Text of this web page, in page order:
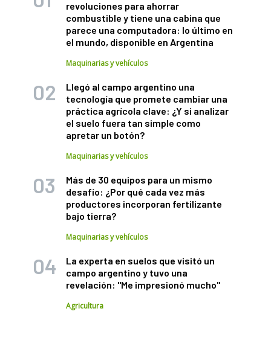
revoluciones para ahorrar
combustible y tiene una cabina que
parece una computadora: lo último en
el mundo, disponible en Argentina
Maquinarias y vehículos
Llegó al campo argentino una
tecnología que promete cambiar una
práctica agrícola clave: ¿Y si analizar
el suelo fuera tan simple como
apretar un botón?
Maquinarias y vehículos
Más de 30 equipos para un mismo
desafío: ¿Por qué cada vez más
productores incorporan fertilizante
bajo tierra?
Maquinarias y vehículos
La experta en suelos que visitó un
campo argentino y tuvo una
revelación: "Me impresionó mucho"
Agricultura